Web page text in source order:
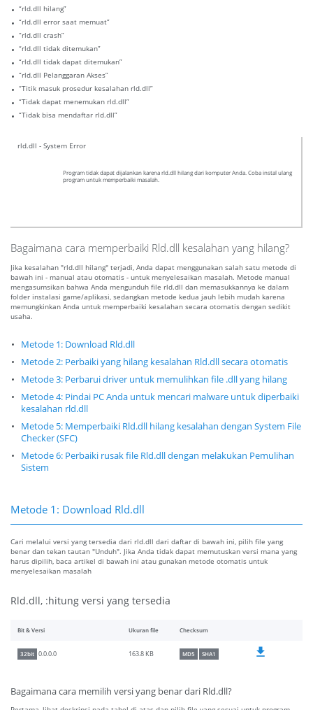
“rld.dll hilang”
“rld.dll error saat memuat”
“rld.dll crash”
“rld.dll tidak ditemukan”
“rld.dll tidak dapat ditemukan”
“rld.dll Pelanggaran Akses”
“Titik masuk prosedur kesalahan rld.dll”
“Tidak dapat menemukan rld.dll”
“Tidak bisa mendaftar rld.dll”
rld.dll - System Error
Program tidak dapat dijalankan karena rld.dll hilang dari komputer Anda. Coba instal ulang
program untuk memperbaiki masalah.
Bagaimana cara memperbaiki Rld.dll kesalahan yang hilang?
Jika kesalahan "rld.dll hilang" terjadi, Anda dapat menggunakan salah satu metode di
bawah ini - manual atau otomatis - untuk menyelesaikan masalah. Metode manual
mengasumsikan bahwa Anda mengunduh file rld.dll dan memasukkannya ke dalam
folder instalasi game/aplikasi, sedangkan metode kedua jauh lebih mudah karena
memungkinkan Anda untuk memperbaiki kesalahan secara otomatis dengan sedikit
usaha.
Metode 1: Download Rld.dll
Metode 2: Perbaiki yang hilang kesalahan Rld.dll secara otomatis
Metode 3: Perbarui driver untuk memulihkan file .dll yang hilang
Metode 4: Pindai PC Anda untuk mencari malware untuk diperbaiki
kesalahan rld.dll
Metode 5: Memperbaiki Rld.dll hilang kesalahan dengan System File
Checker (SFC)
Metode 6: Perbaiki rusak file Rld.dll dengan melakukan Pemulihan
Sistem
Metode 1: Download Rld.dll
Cari melalui versi yang tersedia dari rld.dll dari daftar di bawah ini, pilih file yang
benar dan tekan tautan "Unduh". Jika Anda tidak dapat memutuskan versi mana yang
harus dipilih, baca artikel di bawah ini atau gunakan metode otomatis untuk
menyelesaikan masalah
Rld.dll, :hitung versi yang tersedia
Bit & Versi Ukuran file Checksum
32bit 0.0.0.0 163.8 KB MD5 SHA1
Bagaimana cara memilih versi yang benar dari Rld.dll?